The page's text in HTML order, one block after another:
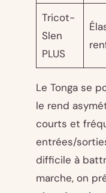
Tricot-
Slen
PLUS
Le Tonga se
le rend
courts et
entrées/
difficile à
marche, on